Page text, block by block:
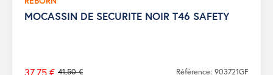
MOCASSIN DE SECURITE NOIR T46 SAFETY
41,50 €
37,75 € Référence: 903721GF